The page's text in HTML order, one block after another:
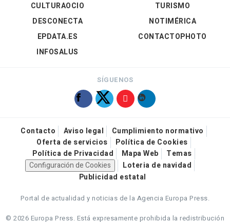
CULTURAOCIO
DESCONECTA
EPDATA.ES
INFOSALUS
TURISMO
NOTIMÉRICA
CONTACTOPHOTO
SÍGUENOS
Contacto Aviso legal
Cumplimiento normativo
Oferta de servicios
Política de Cookies
Política de Privacidad
Mapa Web
Temas
Configuración de Cookies
Loteria de navidad
Publicidad estatal
Portal de actualidad y noticias de la Agencia Europa Press.
© 2026 Europa Press. Está expresamente prohibida la redistribución